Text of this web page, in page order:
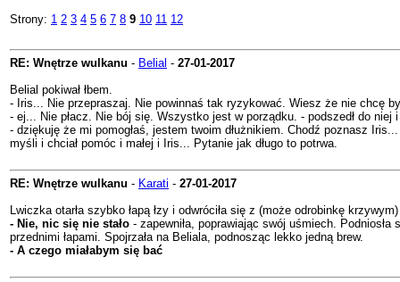
Strony: 1 2 3 4 5 6 7 8 9 10 11 12
RE: Wnętrze wulkanu - Belial - 27-01-2017
Belial pokiwał łbem.
- Iris... Nie przepraszaj. Nie powinnaś tak ryzykować. Wiesz że nie chcę
- ej... Nie płacz. Nie bój się. Wszystko jest w porządku. - podszedł do niej
- dziękuję że mi pomogłaś, jestem twoim dłużnikiem. Chodź poznasz
myśli i chciał pomóc i małej i Iris... Pytanie jak długo to potrwa.
RE: Wnętrze wulkanu - Karati - 27-01-2017
Lwiczka otarła szybko łapą łzy i odwróciła się z (może odrobinkę
- Nie, nic się nie stało - zapewniła, poprawiając swój uśmiech.
przednimi łapami. Spojrzała na Beliala, podnosząc lekko jedną brew.
- A czego miałabym się bać